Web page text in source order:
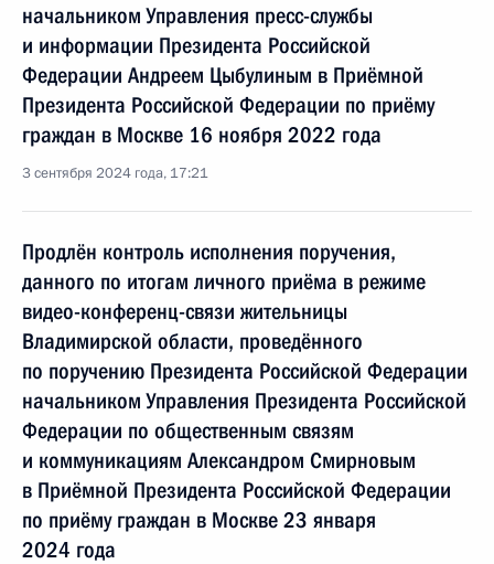
начальником Управления пресс-службы
и информации Президента Российской
Федерации Андреем Цыбулиным в Приёмной
Президента Российской Федерации по приёму
граждан в Москве 16 ноября 2022 года
3 сентября 2024 года, 17:21
Продлён контроль исполнения поручения,
данного по итогам личного приёма в режиме
видео-конференц-связи жительницы
Владимирской области, проведённого
по поручению Президента Российской Федерации
начальником Управления Президента Российской
Федерации по общественным связям
и коммуникациям Александром Смирновым
в Приёмной Президента Российской Федерации
по приёму граждан в Москве 23 января
2024 года